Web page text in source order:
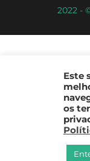
2022 -
Este
os